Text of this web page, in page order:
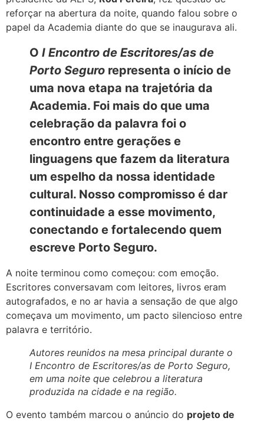
reforçar na abertura da noite, quando falou sobre o
papel da Academia diante do que se inaugurava ali.
O I Encontro de Escritores/as de
Porto Seguro representa o início de
uma nova etapa na trajetória da
Academia. Foi mais do que uma
celebração da palavra foi o
encontro entre gerações e
linguagens que fazem da literatura
um espelho da nossa identidade
cultural. Nosso compromisso é dar
continuidade a esse movimento,
conectando e fortalecendo quem
escreve Porto Seguro.
A noite terminou como começou: com emoção.
Escritores conversavam com leitores, livros eram
autografados, e no ar havia a sensação de que algo
começava um movimento, um pacto silencioso entre
palavra e território.
Autores reunidos na mesa principal durante o
I Encontro de Escritores/as de Porto Seguro,
em uma noite que celebrou a literatura
produzida na cidade e na região.
O evento também marcou o anúncio do projeto de